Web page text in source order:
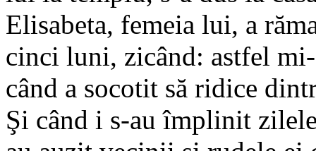
Elisabeta, femeia lui, a
cinci luni, zicând: astfel
când a socotit să ridice
Şi când i s-au împlinit